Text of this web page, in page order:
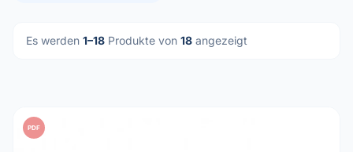
Es werden 1–18 Produkte von 18 angezeigt
PDF